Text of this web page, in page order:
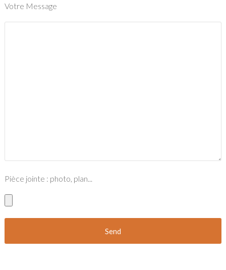
Votre Message
Pièce jointe : photo, plan...